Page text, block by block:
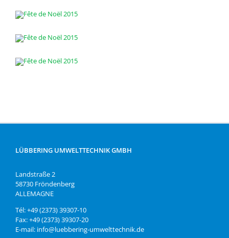
LÜBBERING UMWELTTECHNIK GMBH
Landstraße 2
58730 Fröndenberg
ALLEMAGNE
Tél: +49 (2373) 39307-10
Fax: +49 (2373) 39307-20
E-mail: info@luebbering-umwelttechnik.de